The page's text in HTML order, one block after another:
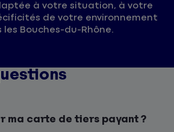
à votre situation, à votre
de votre environnement
Bouches-du-Rhône.
ma carte de tiers payant ?